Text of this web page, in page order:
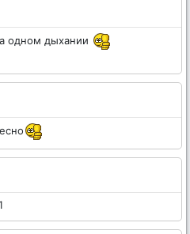
одном дыхании